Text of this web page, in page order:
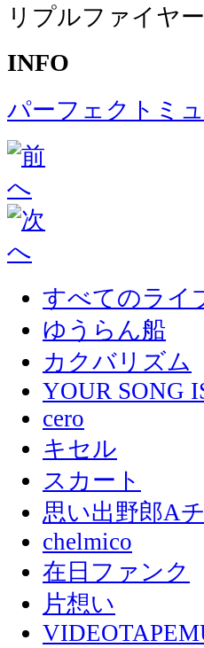
リプルファイヤ
INFO
パーフェクトミ
すべてのライ
ゆうらん船
カクバリズム
YOUR SONG
cero
キセル
スカート
思い出野郎A
chelmico
在日ファンク
片想い